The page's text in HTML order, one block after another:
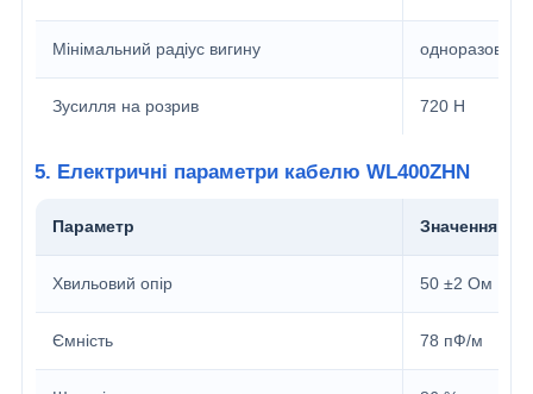
Мінімальний радіус вигину одноразові –
Зусилля на розрив 720 Н
5. Електричні параметри кабелю WL400ZHN
Параметр Значення
Хвильовий опір 50 ±2 Ом
Ємність 78 пФ/м